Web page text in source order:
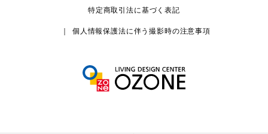
特定商取引法に基づく表記
個人情報保護法に伴う撮影時の注意事項